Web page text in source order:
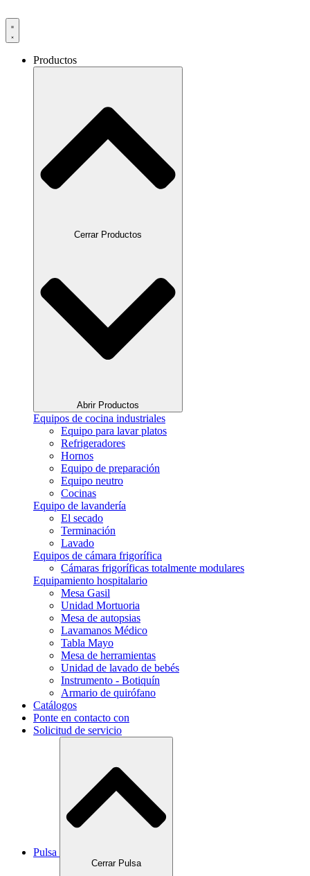
Productos
Cerrar Productos
Abrir Productos
Equipos de cocina industriales
Equipo para lavar platos
Refrigeradores
Hornos
Equipo de preparación
Equipo neutro
Cocinas
Equipo de lavandería
El secado
Terminación
Lavado
Equipos de cámara frigorífica
Cámaras frigoríficas totalmente modulares
Equipamiento hospitalario
Mesa Gasil
Unidad Mortuoria
Mesa de autopsias
Lavamanos Médico
Tabla Mayo
Mesa de herramientas
Unidad de lavado de bebés
Instrumento - Botiquín
Armario de quirófano
Catálogos
Ponte en contacto con
Solicitud de servicio
Pulsa
Cerrar Pulsa